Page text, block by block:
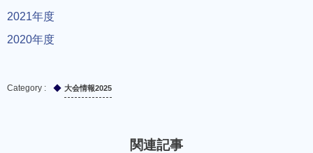
2021年度
2020年度
大会情報2025
関連記事